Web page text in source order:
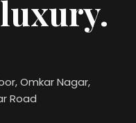
Omkar Nagar,
Road